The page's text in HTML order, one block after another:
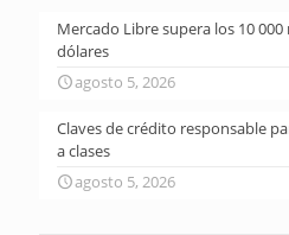
Mercado Libre supera los 10
dólares
agosto 5, 2026
Claves de crédito responsable
a clases
agosto 5, 2026